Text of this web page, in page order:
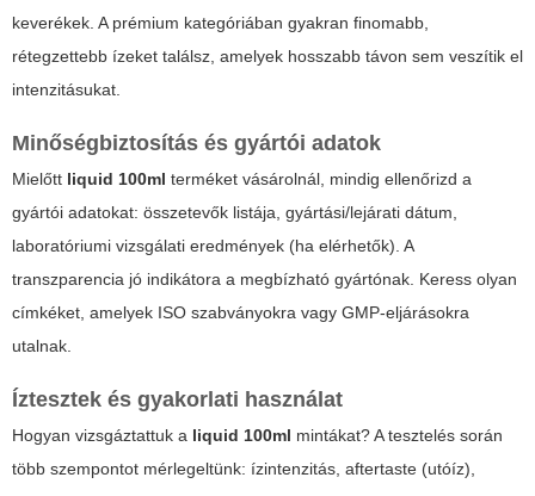
keverékek. A prémium kategóriában gyakran finomabb,
rétegzettebb ízeket találsz, amelyek hosszabb távon sem veszítik el
intenzitásukat.
Minőségbiztosítás és gyártói adatok
Mielőtt liquid 100ml terméket vásárolnál, mindig ellenőrizd a
gyártói adatokat: összetevők listája, gyártási/lejárati dátum,
laboratóriumi vizsgálati eredmények (ha elérhetők). A
transzparencia jó indikátora a megbízható gyártónak. Keress olyan
címkéket, amelyek ISO szabványokra vagy GMP-eljárásokra
utalnak.
Íztesztek és gyakorlati használat
Hogyan vizsgáztattuk a liquid 100ml mintákat? A tesztelés során
több szempontot mérlegeltünk: ízintenzitás, aftertaste (utóíz),